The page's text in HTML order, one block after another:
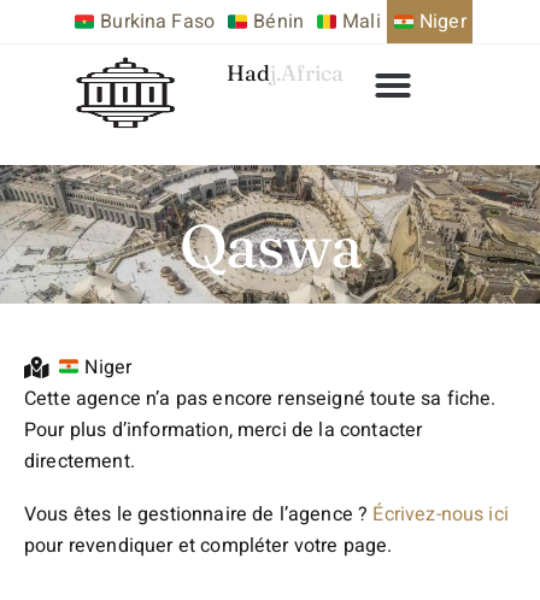
Burkina Faso Bénin Mali Niger
Hadj.Africa
Qaswa
Niger
Cette agence n’a pas encore renseigné toute sa fiche.
Pour plus d’information, merci de la contacter
directement.
Vous êtes le gestionnaire de l’agence ? Écrivez-nous ici
pour revendiquer et compléter votre page.